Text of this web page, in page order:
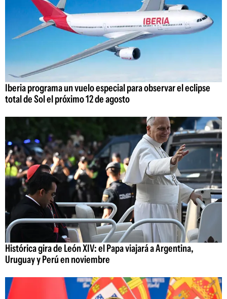
Iberia programa un vuelo especial para observar el eclipse
total de Sol el próximo 12 de agosto
Histórica gira de León XIV: el Papa viajará a Argentina,
Uruguay y Perú en noviembre